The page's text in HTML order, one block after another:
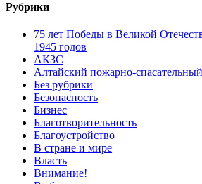
Рубрики
75 лет Победы в Великой
1945 годов
АКЗС
Алтайский пожарно-
Без рубрики
Безопасность
Бизнес
Благотворительность
Благоустройство
В стране и мире
Власть
Внимание!